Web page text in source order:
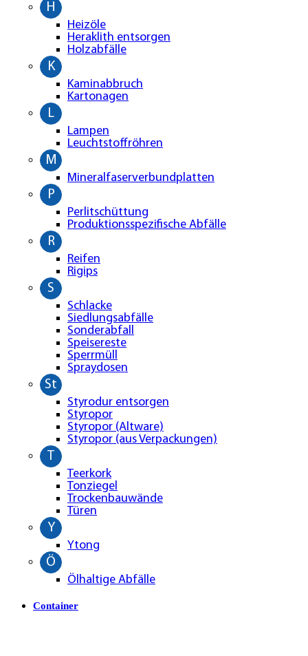
H
Heizöle
Heraklith entsorgen
Holzabfälle
K
Kaminabbruch
Kartonagen
L
Lampen
Leuchtstoffröhren
M
Mineralfaserverbundplatten
P
Perlitschüttung
Produktionsspezifische Abfälle
R
Reifen
Rigips
S
Schlacke
Siedlungsabfälle
Sonderabfall
Speisereste
Sperrmüll
Spraydosen
St
Styrodur entsorgen
Styropor
Styropor (Altware)
Styropor (aus Verpackungen)
T
Teerkork
Tonziegel
Trockenbauwände
Türen
Y
Ytong
Ö
Ölhaltige Abfälle
Container